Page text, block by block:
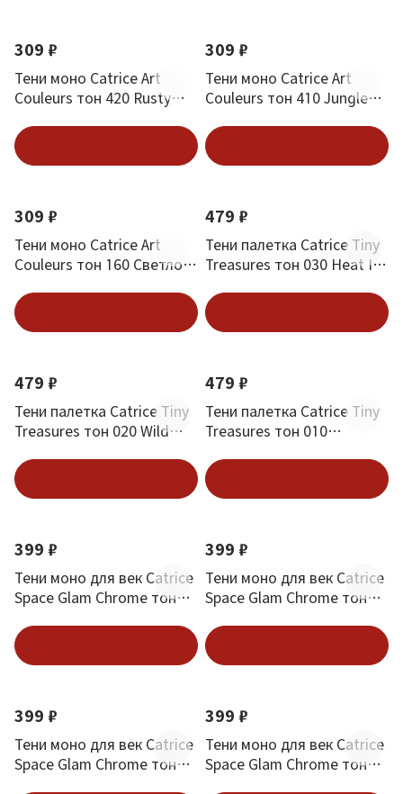
309 ₽
Тени моно Catrice Art
Couleurs тон 420 Rusty
309 ₽
Тени моно Catrice Art
Couleurs тон 410 Jungle
Новинка
309 ₽
Тени моно Catrice Art
Couleurs тон 160 Светло-
Новинка
479 ₽
Тени палетка Catrice Tiny
Treasures тон 030 Heat It
Новинка
479 ₽
Тени палетка Catrice Tiny
Treasures тон 020 Wild
Новинка
479 ₽
Тени палетка Catrice Tiny
Treasures тон 010
Новинка
399 ₽
Тени моно для век Catrice
Space Glam Chrome тон
Новинка
399 ₽
Тени моно для век Catrice
Space Glam Chrome тон
Новинка
399 ₽
Тени моно для век Catrice
Space Glam Chrome тон
Новинка
399 ₽
Тени моно для век Catrice
Space Glam Chrome тон